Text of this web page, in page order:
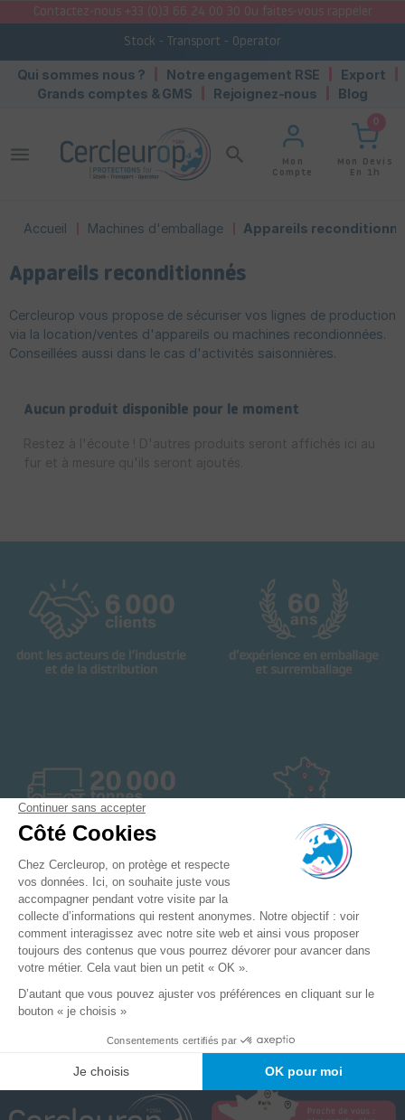
Contactez-nous +33 (0)3 66 24 00 30 Ou faites-vous rappeler
Stock - Transport - Operator
Qui sommes nous ? Notre engagement RSE
Export
Grands comptes & GMS
Rejoignez-nous Blog
search
Mon
Compte
0
Mon Devis
En 1h
menu
Accueil Machines d'emballage Appareils
Appareils reconditionnés
Cercleurop vous propose de sécuriser vos lignes de production
via la location/ventes d'appareils ou machines recondionnées.
Conseillées aussi dans le cas d'activités saisonnières.
Aucun produit disponible pour le moment
Restez à l'écoute ! D'autres produits seront affichés ici au
fur et à mesure qu'ils seront ajoutés.